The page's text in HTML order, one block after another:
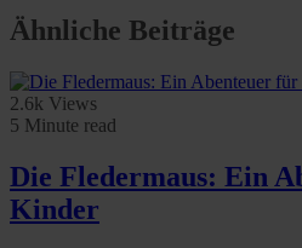
rights can be found in our
Ähnliche Beiträge
2.6k Views
5 Minute read
Die Fledermaus: Ein
Kinder